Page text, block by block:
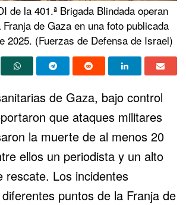
de la 401.ª Brigada Blindada operan
de Gaza en una foto publicada
2025. (Fuerzas de Defensa de Israel)
de Gaza, bajo control
que ataques militares
la muerte de al menos 20
ellos un periodista y un alto
rescate. Los incidentes
puntos de la Franja de